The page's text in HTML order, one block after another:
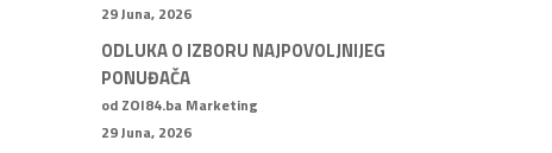
29 Juna, 2026
ODLUKA O IZBORU NAJPOVOLJNIJEG
PONUĐAČA
od ZOI84.ba Marketing
29 Juna, 2026